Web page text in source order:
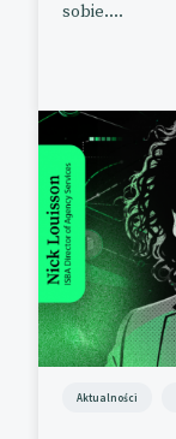
sobie....
Aktualności